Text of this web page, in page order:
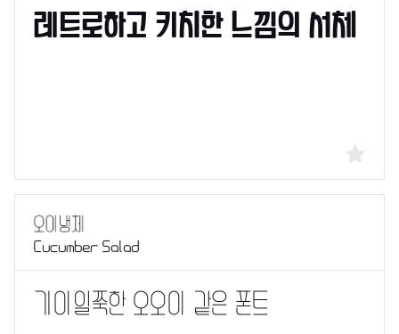
Cucumber Salad